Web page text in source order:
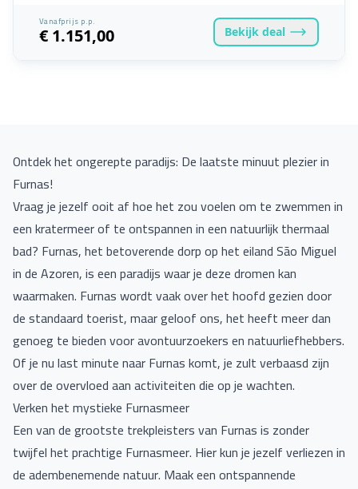
Vanafprijs p.p.
€ 1.151,00 Bekijk deal
Ontdek het ongerepte paradijs: De laatste minuut plezier in
Furnas!
Vraag je jezelf ooit af hoe het zou voelen om te zwemmen in
een kratermeer of te ontspannen in een natuurlijk thermaal
bad? Furnas, het betoverende dorp op het eiland São Miguel
in de Azoren, is een paradijs waar je deze dromen kan
waarmaken. Furnas wordt vaak over het hoofd gezien door
de standaard toerist, maar geloof ons, het heeft meer dan
genoeg te bieden voor avontuurzoekers en natuurliefhebbers.
Of je nu last minute naar Furnas komt, je zult verbaasd zijn
over de overvloed aan activiteiten die op je wachten.
Verken het mystieke Furnasmeer
Een van de grootste trekpleisters van Furnas is zonder
twijfel het prachtige Furnasmeer. Hier kun je jezelf verliezen in
de adembenemende natuur. Maak een ontspannende